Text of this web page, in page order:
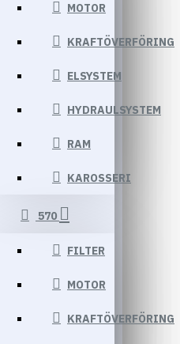
MOTOR
KRAFTÖVERFÖRING
ELSYSTEM
HYDRAULSYSTEM
RAM
KAROSSERI
570
FILTER
MOTOR
KRAFTÖVERFÖRING